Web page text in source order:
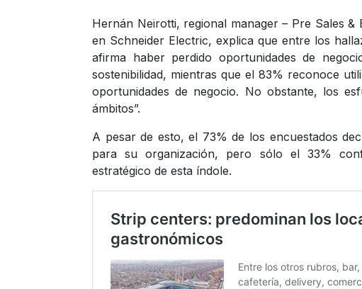
Hernán Neirotti, regional manager – Pre Sales
en Schneider Electric, explica que entre los
afirma haber perdido oportunidades de
sostenibilidad, mientras que el 83% reconoce
oportunidades de negocio. No obstante, los
ámbitos”.
A pesar de esto, el 73% de los encuestados
para su organización, pero sólo el 33%
estratégico de esta índole.